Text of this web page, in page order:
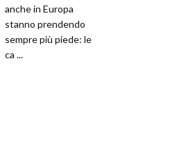
anche in Europa
stanno prendendo
sempre più piede: le
ca ...